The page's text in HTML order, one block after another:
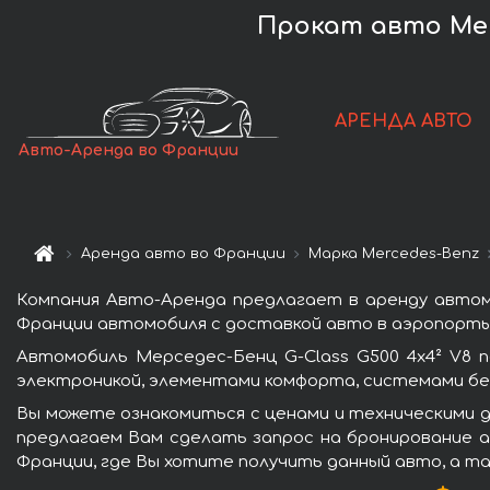
Прокат авто
Авто-Аренда во Франции
АРЕНДА АВТО
Аренда авто во Франции Марка Mercedes-Benz
Компания Авто-Аренда предлагает в аренду
Франции автомобиля с доставкой авто в
Автомобиль Мерседес-Бенц G-Class G500 4x4²
электроникой, элементами комфорта, системами
Вы можете ознакомиться с ценами и техническими
предлагаем Вам сделать запрос на бронирование
Франции, где Вы хотите получить данный авто, а